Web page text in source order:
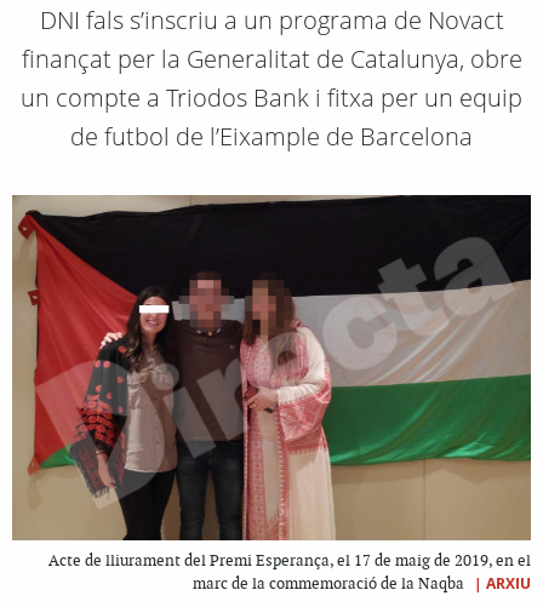
DNI fals s’inscriu a un programa de Novact
finançat per la Generalitat de Catalunya, obre
un compte a Triodos Bank i fitxa per un equip
de futbol de l’Eixample de Barcelona
Acte de lliurament del Premi Esperança, el 17 de maig de 2019, en el
marc de la commemoració de la Naqba
| ARXIU